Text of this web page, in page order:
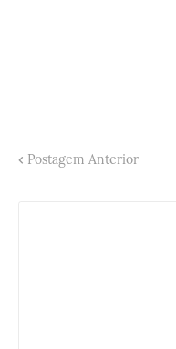
Postagem Anterior